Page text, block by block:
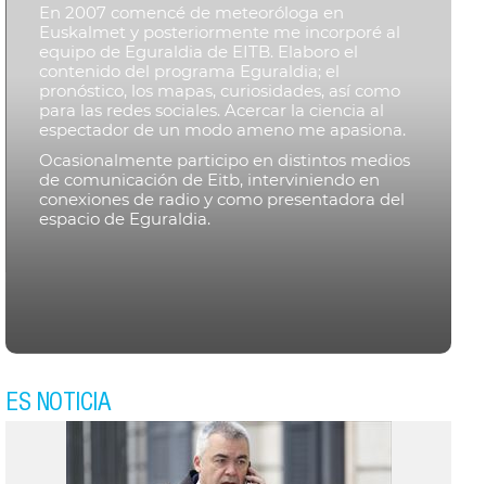
En 2007 comencé de meteoróloga en
Euskalmet y posteriormente me incorporé al
equipo de Eguraldia de EITB. Elaboro el
contenido del programa Eguraldia; el
pronóstico, los mapas, curiosidades, así como
para las redes sociales. Acercar la ciencia al
espectador de un modo ameno me apasiona.
Ocasionalmente participo en distintos medios
de comunicación de Eitb, interviniendo en
conexiones de radio y como presentadora del
espacio de Eguraldia.
ES NOTICIA